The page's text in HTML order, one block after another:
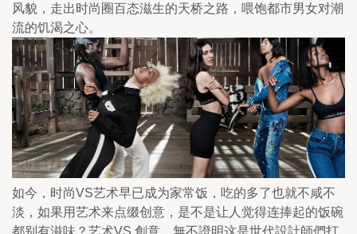
风貌，走出时尚圈百态滋生的天桥之路，喂饱都市男女对潮
流的饥渴之心。
如今，时尚VS艺术早已成为家常饭，吃的多了也就不咸不
淡，如果用艺术来点缀创意，是不是让人觉得连捧起的饭碗
都别有滋味？艺术VS 創意，無不證明这是世代設計師們打